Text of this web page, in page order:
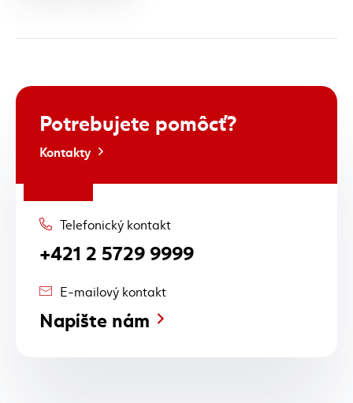
Potrebujete pomôcť?
Kontakty
Telefonický kontakt
+421 2 5729 9999
E-mailový kontakt
Napíšte nám